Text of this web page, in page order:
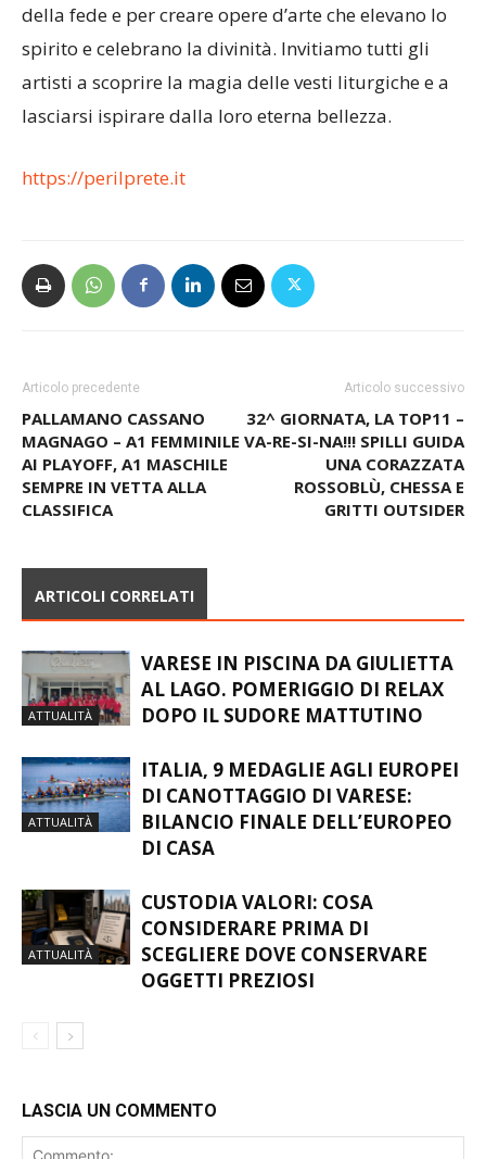
della fede e per creare opere d’arte che elevano lo
spirito e celebrano la divinità. Invitiamo tutti gli
artisti a scoprire la magia delle vesti liturgiche e a
lasciarsi ispirare dalla loro eterna bellezza.
https://perilprete.it
Articolo precedente
PALLAMANO CASSANO
MAGNAGO – A1 FEMMINILE
AI PLAYOFF, A1 MASCHILE
SEMPRE IN VETTA ALLA
CLASSIFICA
Articolo successivo
32^ GIORNATA, LA TOP11 –
VA-RE-SI-NA!!! SPILLI GUIDA
UNA CORAZZATA
ROSSOBLÙ, CHESSA E
GRITTI OUTSIDER
ARTICOLI CORRELATI
ATTUALITÀ
VARESE IN PISCINA DA GIULIETTA
AL LAGO. POMERIGGIO DI RELAX
DOPO IL SUDORE MATTUTINO
ATTUALITÀ
ITALIA, 9 MEDAGLIE AGLI EUROPEI
DI CANOTTAGGIO DI VARESE:
BILANCIO FINALE DELL’EUROPEO
DI CASA
ATTUALITÀ
CUSTODIA VALORI: COSA
CONSIDERARE PRIMA DI
SCEGLIERE DOVE CONSERVARE
OGGETTI PREZIOSI
LASCIA UN COMMENTO